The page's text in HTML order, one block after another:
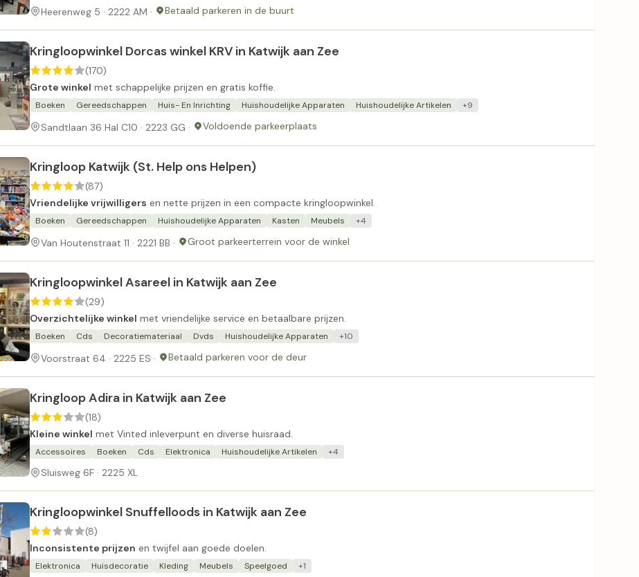
Heerenweg 5 · 2222 AM · Betaald parkeren in de buurt
Kringloopwinkel Dorcas winkel KRV in Katwijk aan Zee
(170)
Grote winkel met schappelijke prijzen en gratis koffie.
Boeken Gereedschappen Huis- En Inrichting Huishoudelijke Apparaten Huishoudelijke Artikelen +9
Sandtlaan 36 Hal C10 · 2223 GG · Voldoende parkeerplaats
Kringloop Katwijk (St. Help ons Helpen)
(87)
Vriendelijke vrijwilligers en nette prijzen in een compacte kringloopwinkel.
Boeken Gereedschappen Huishoudelijke Apparaten Kasten Meubels +4
Van Houtenstraat 11 · 2221 BB · Groot parkeerterrein voor de winkel
Kringloopwinkel Asareel in Katwijk aan Zee
(29)
Overzichtelijke winkel met vriendelijke service en betaalbare prijzen.
Boeken Cds Decoratiemateriaal Dvds Huishoudelijke Apparaten +10
Voorstraat 64 · 2225 ES · Betaald parkeren voor de deur
Kringloop Adira in Katwijk aan Zee
(18)
Kleine winkel met Vinted inleverpunt en diverse huisraad.
Accessoires Boeken Cds Elektronica Huishoudelijke Artikelen +4
Sluisweg 6F · 2225 XL
Kringloopwinkel Snuffelloods in Katwijk aan Zee
(8)
Inconsistente prijzen en twijfel aan goede doelen.
Elektronica Huisdecoratie Kleding Meubels Speelgoed +1